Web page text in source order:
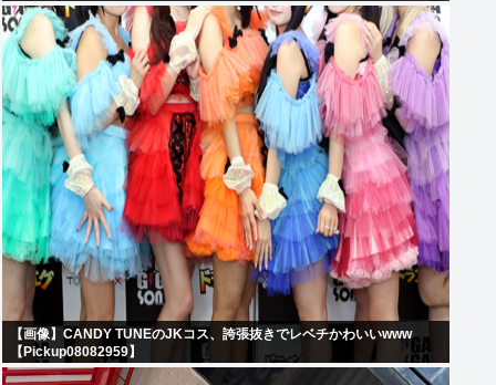
【画像】CANDY TUNEのJKコス、誇張抜きでレベチかわいいwww
【Pickup08082959】